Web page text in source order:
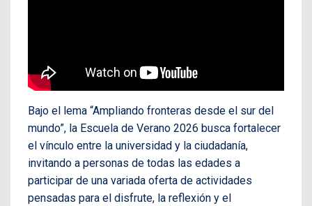
Bajo el lema “Ampliando fronteras desde el sur del
mundo”, la Escuela de Verano 2026 busca fortalecer
el vínculo entre la universidad y la ciudadanía,
invitando a personas de todas las edades a
participar de una variada oferta de actividades
pensadas para el disfrute, la reflexión y el